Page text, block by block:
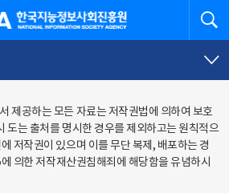
능정보사회진흥원
제공하는 모든 자료는 저작권법에 의하여 보호
도는 출처를 명시한 경우를 제외하고는 원칙적으
저작권이 있으며 이를 무단 복제, 배포하는 경
의한 저작재산권침해죄에 해당함을 유념하시